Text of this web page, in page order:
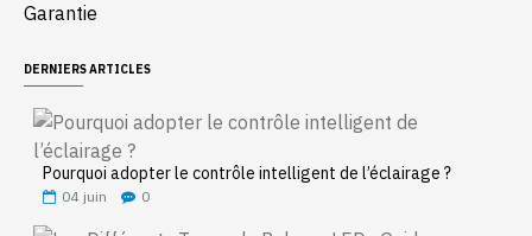
Garantie
DERNIERS ARTICLES
Pourquoi adopter le contrôle intelligent de l’éclairage ?
04 juin 0